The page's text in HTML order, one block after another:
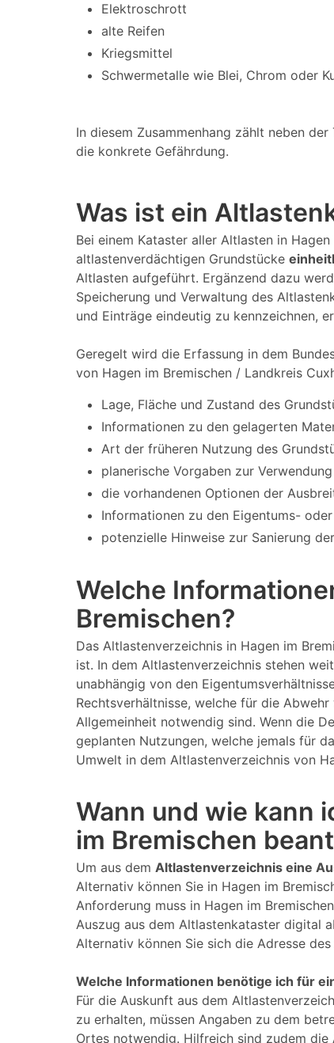
Elektroschrott
alte Reifen
Kriegsmittel
Schwermetalle wie Blei, Chrom oder
In diesem Zusammenhang zählt neben
die konkrete Gefährdung.
Was ist ein
Bei einem Kataster aller Altlasten in
altlastenverdächtigen Grundstücke
Altlasten aufgeführt. Ergänzend dazu
Speicherung und Verwaltung des
und Einträge eindeutig zu kennzeichnen,
Geregelt wird die Erfassung in dem
von Hagen im Bremischen / Landkreis
Lage, Fläche und Zustand des
Informationen zu den gelagerten
Art der früheren Nutzung des
planerische Vorgaben zur
die vorhandenen Optionen der
Informationen zu den Eigentums-
potenzielle Hinweise zur Sanierung
Welche
Bremischen?
Das Altlastenverzeichnis in Hagen im
ist. In dem Altlastenverzeichnis stehen
unabhängig von den
Rechtsverhältnisse, welche für die
Allgemeinheit notwendig sind. Wenn die
geplanten Nutzungen, welche jemals für
Umwelt in dem Altlastenverzeichnis von
Wann und wie kann
im Bremischen
Um aus dem Altlastenverzeichnis eine
Alternativ können Sie in Hagen im
Anforderung muss in Hagen im
Auszug aus dem Altlastenkataster digital
Alternativ können Sie sich die Adresse
Welche Informationen benötige ich für
Für die Auskunft aus dem
zu erhalten, müssen Angaben zu dem
Ortes notwendig. Hilfreich sind zudem